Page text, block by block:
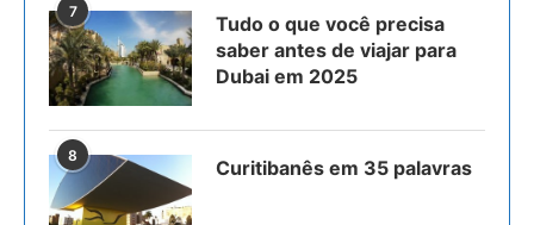
7
Tudo o que você precisa
saber antes de viajar para
Dubai em 2025
8
Curitibanês em 35 palavras